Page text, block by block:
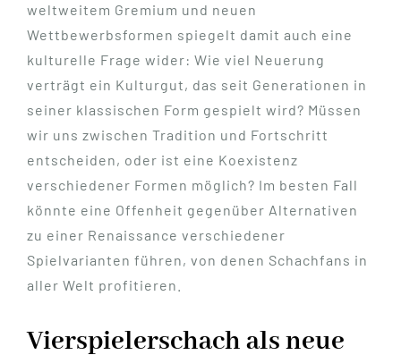
weltweitem Gremium und neuen
Wettbewerbsformen spiegelt damit auch eine
kulturelle Frage wider: Wie viel Neuerung
verträgt ein Kulturgut, das seit Generationen in
seiner klassischen Form gespielt wird? Müssen
wir uns zwischen Tradition und Fortschritt
entscheiden, oder ist eine Koexistenz
verschiedener Formen möglich? Im besten Fall
könnte eine Offenheit gegenüber Alternativen
zu einer Renaissance verschiedener
Spielvarianten führen, von denen Schachfans in
aller Welt profitieren.
Vierspielerschach als neue